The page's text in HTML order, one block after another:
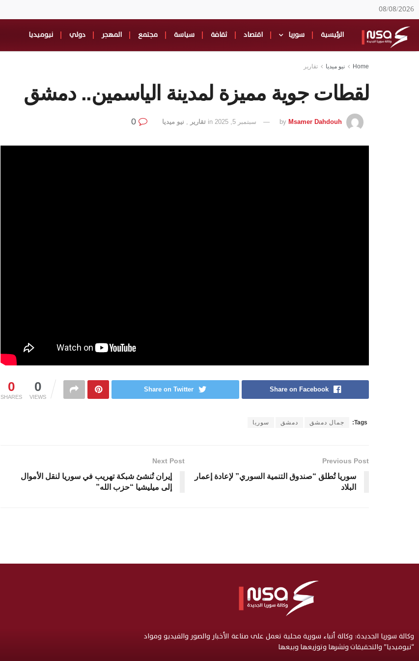
08/08/2026
الرئيسية سوريا اقتصاد ثقافة سياسة مجتمع المهجر دولي نيوميديا
Home نيو ميديا تقارير
لقطات جوية مميزة لمدينة الياسمين.. دمشق
by Msamer Dahdouh سبتمبر 5, 2025 in تقارير نيو ميديا
0
SHARES
0
VIEWS
Share on Facebook
Share on Twitter
Tags: جمال دمشق دمشق سوريا
Previous Post
سوريا تُطلق “صندوق التنمية السوري” لإعادة إعمار
البلاد
Next Post
إيران تُنشئ شبكة تهريب في سوريا لنقل الأموال
إلى ميليشيا “حزب الله”
وكالة سوريا الجديدة: وكالة أنباء سورية محلية تعمل على صناعة الأخبار والصور والفيديو ومواد
“نيوميديا” والتحقيقات ونشرها وتوزيعها وبيعها